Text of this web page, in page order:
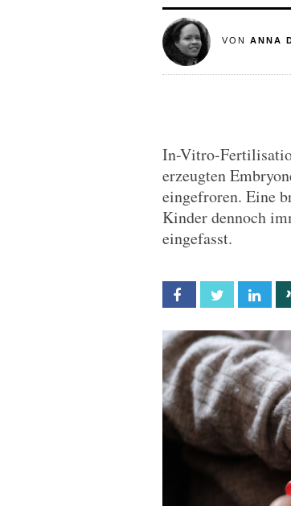
VON ANNA
In-Vitro-
erzeugten
eingefroren. Eine
Kinder dennoch
eingefasst.
Facebook Twitter